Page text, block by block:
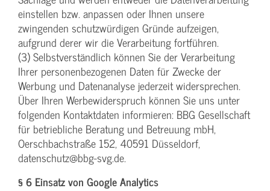
einstellen bzw. anpassen oder Ihnen unsere
zwingenden schutzwürdigen Gründe aufzeigen,
aufgrund derer wir die Verarbeitung fortführen.
(3) Selbstverständlich können Sie der Verarbeitung
Ihrer personenbezogenen Daten für Zwecke der
Werbung und Datenanalyse jederzeit widersprechen.
Über Ihren Werbewiderspruch können Sie uns unter
folgenden Kontaktdaten informieren: BBG Gesellschaft
für betriebliche Beratung und Betreuung mbH,
Oerschbachstraße 152, 40591 Düsseldorf,
datenschutz@bbg-svg.de.
§ 6 Einsatz von Google Analytics